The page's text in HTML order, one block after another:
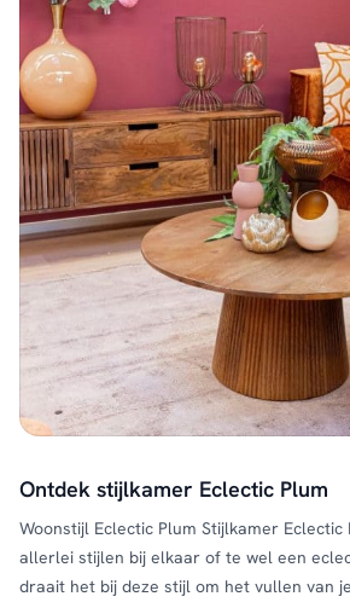
Ontdek stijlkamer Eclectic Plum
Woonstijl Eclectic Plum Stijlkamer Eclectic
allerlei stijlen bij elkaar of te wel een
draait het bij deze stijl om het vullen van